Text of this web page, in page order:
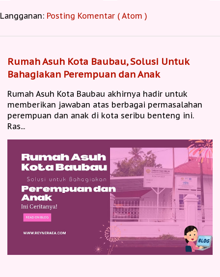
Langganan: Posting Komentar ( Atom )
Rumah Asuh Kota Baubau, Solusi Untuk
Bahagiakan Perempuan dan Anak
Rumah Asuh Kota Baubau akhirnya hadir untuk
memberikan jawaban atas berbagai permasalahan
perempuan dan anak di kota seribu benteng ini.
Ras...